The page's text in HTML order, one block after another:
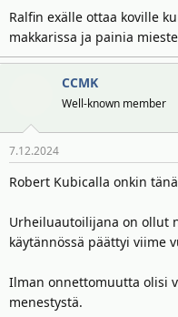
Ralfin exälle ottaa koville
makkarissa ja painia
CCMK
Well-known member
7.12.2024
Robert Kubicalla onkin
Urheiluautoilijana on ollut
käytännössä päättyi viime
Ilman onnettomuutta olisi
menestystä.